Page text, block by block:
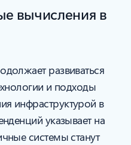
вычисления в
развиваться
и подходы
инфраструктурой в
указывает на
системы станут